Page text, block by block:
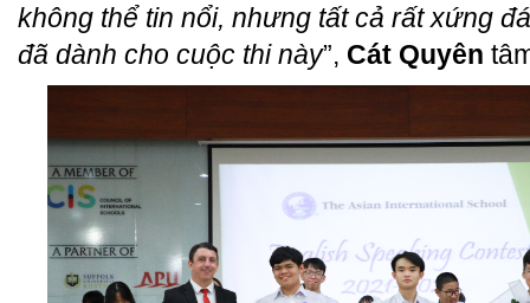
không thể tin nổi, nhưng tất cả rất xứng
đã dành cho cuộc thi này”, Cát Quyên